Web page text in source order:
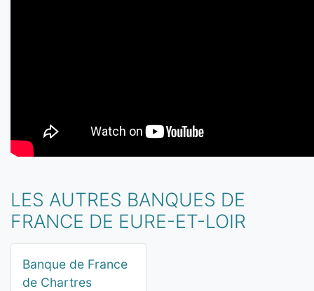
LES AUTRES BANQUES DE
FRANCE DE EURE-ET-LOIR
Banque de France
de Chartres